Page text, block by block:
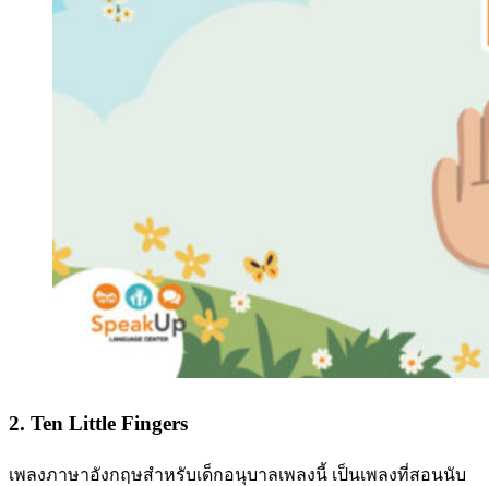
2. Ten Little Fingers
เพลงภาษาอังกฤษสำหรับเด็กอนุบาลเพลงนี้ เป็นเพลงที่สอนนับ